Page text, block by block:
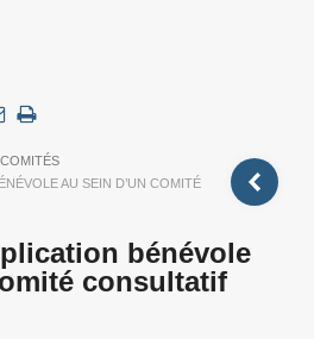
COMITÉS
AU SEIN D’UN COMITÉ
bénévole
consultatif